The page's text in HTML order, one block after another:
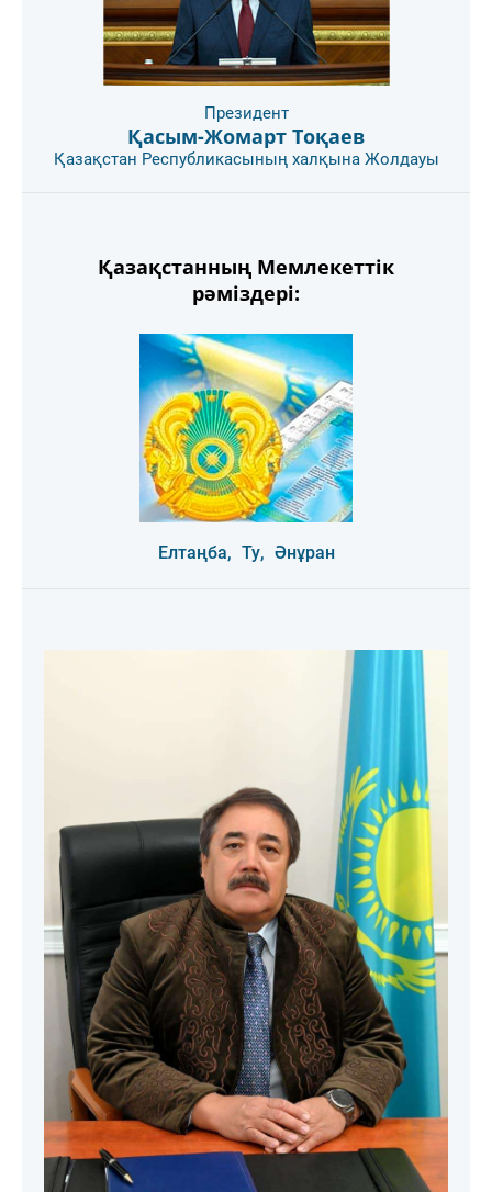
Президент
Қасым-Жомарт Тоқаев
Қазақстан Республикасының халқына Жолдауы
Қазақстанның Мемлекеттік
рәміздері:
Елтаңба, Ту, Әнұран